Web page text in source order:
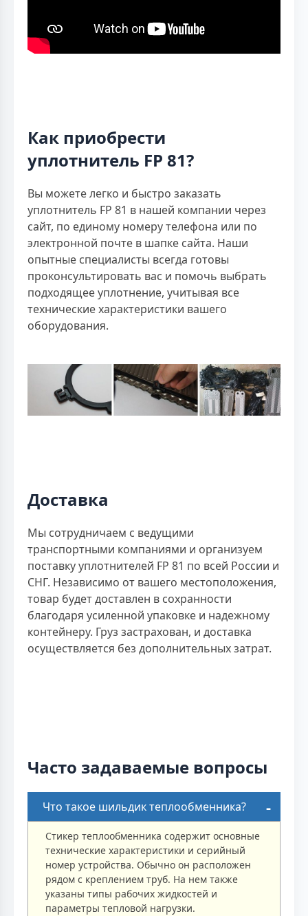
Как приобрести
уплотнитель FP 81?
Вы можете легко и быстро заказать
уплотнитель FP 81 в нашей компании через
сайт, по единому номеру телефона или по
электронной почте в шапке сайта. Наши
опытные специалисты всегда готовы
проконсультировать вас и помочь выбрать
подходящее уплотнение, учитывая все
технические характеристики вашего
оборудования.
Доставка
Мы сотрудничаем с ведущими
транспортными компаниями и организуем
поставку уплотнителей FP 81 по всей России и
СНГ. Независимо от вашего местоположения,
товар будет доставлен в сохранности
благодаря усиленной упаковке и надежному
контейнеру. Груз застрахован, и доставка
осуществляется без дополнительных затрат.
Часто задаваемые вопросы
Что такое шильдик теплообменника?
Стикер теплообменника содержит основные
технические характеристики и серийный
номер устройства. Обычно он расположен
рядом с креплением труб. На нем также
указаны типы рабочих жидкостей и
параметры тепловой нагрузки.